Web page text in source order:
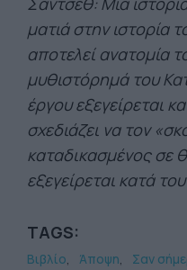
ματιά στην ιστορία
αποτελεί ανατομία
μυθιστόρημά του
έργου εξεγείρεται
σχεδιάζει να τον
καταδικασμένος σε
εξεγείρεται κατά
TAGS:
Βιβλίο Άποψη Σαν